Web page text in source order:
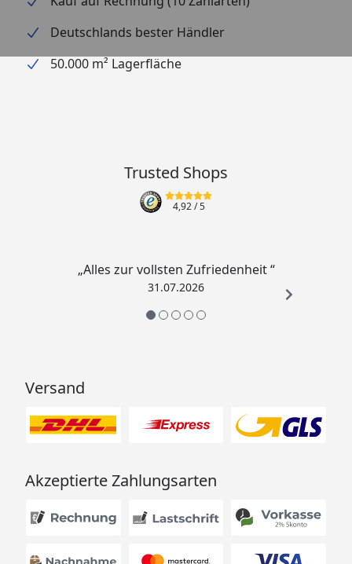
Deutschlands bester Händler
50.000 m² Lagerfläche
Trusted Shops
4,92/ 5
„Alles zur vollsten Zufriedenheit “
31.07.2026
Versand
Akzeptierte Zahlungsarten